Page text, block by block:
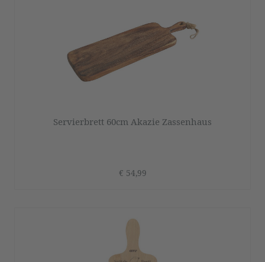
Servierbrett 60cm Akazie Zassenhaus
€ 54,99